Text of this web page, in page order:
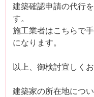
建築確認申請の代行
す。
施工業者はこちらで
になります。
以上、御検討宜しく
建築家の所在地につ